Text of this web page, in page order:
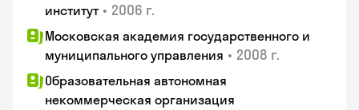
институт • 2006 г.
Московская академия государственного и
муниципального управления • 2008 г.
Образовательная автономная
некоммерческая организация